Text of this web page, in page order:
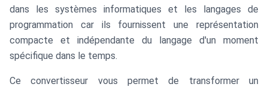
dans les systèmes informatiques et les langages de
programmation car ils fournissent une représentation
compacte et indépendante du langage d'un moment
spécifique dans le temps.
Ce convertisseur vous permet de transformer un